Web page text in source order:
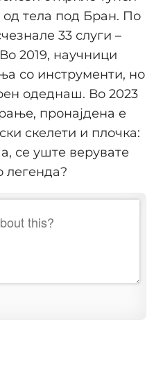
од тела под Бран. По
33 слуги –
2019, научници
со инструменти, но
одеднаш. Во 2023
пронајдена е
скелети и плочка:
се уште верувате
легенда?